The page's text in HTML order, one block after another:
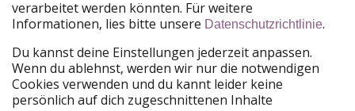
TravelPirates
HolidayPirates Group
Lerne uns kennen Rechtliches
verarbeitet werden könnten. Für weitere
Informationen, lies bitte unsere Datenschutzrichtlinie.
Du kannst deine Einstellungen jederzeit anpassen.
Wenn du ablehnst, werden wir nur die notwendigen
Cookies verwenden und du kannt leider keine
persönlich auf dich zugeschnittenen Inhalte